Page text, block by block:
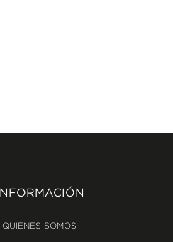
INFORMACIÓN
QUIENES SOMOS